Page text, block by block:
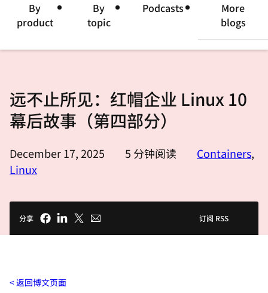
言
By
product
By
topic
Podcasts
More
blogs
远不止所见：红帽企业 Linux 10
幕后故事（第四部分）
December 17, 2025 5 分钟阅读 Containers,
Linux
分享 订阅 RSS
返回博文页面